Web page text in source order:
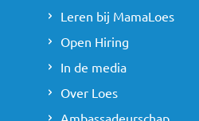
Leren bij MamaLoes
Open Hiring
In de media
Over Loes